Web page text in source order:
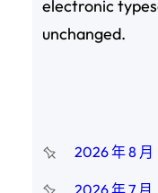
electronic
unchanged.
2026 年 8 月